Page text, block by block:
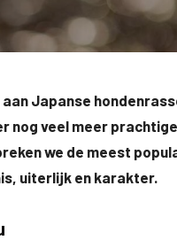
Japanse
nog veel meer
we de meest
uiterlijk en karakter.